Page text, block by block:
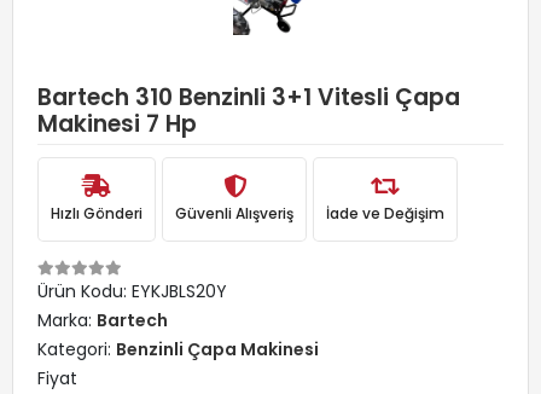
Bartech 310 Benzinli 3+1 Vitesli Çapa
Makinesi 7 Hp
Hızlı Gönderi Güvenli Alışveriş İade ve Değişim
Ürün Kodu: EYKJBLS20Y
Marka: Bartech
Kategori: Benzinli Çapa Makinesi
Fiyat